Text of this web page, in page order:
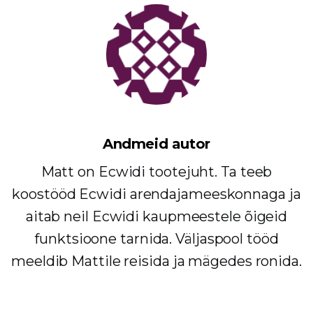
Andmeid autor
Matt on Ecwidi tootejuht. Ta teeb
koostööd Ecwidi arendajameeskonnaga ja
aitab neil Ecwidi kaupmeestele õigeid
funktsioone tarnida. Väljaspool tööd
meeldib Mattile reisida ja mägedes ronida.